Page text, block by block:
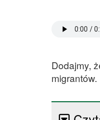
Dodajmy,
migrantów.